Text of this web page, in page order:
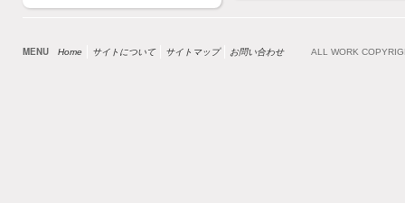
MENU Home サイトについて サイトマップ お問い合わせ ALL WORK